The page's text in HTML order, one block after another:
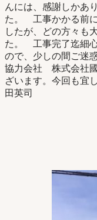
んには、感謝しかあ
た。 工事かかる前
したが、どの方々も
た。 工事完了迄細
ので、少しの間ご迷
協力会社 株式会社
ざいます。今回も
田英司